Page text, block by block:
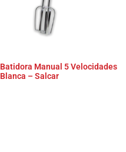
Batidora Manual 5 Velocidades
Blanca – Salcar